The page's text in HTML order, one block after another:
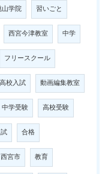
山学院 習いごと
西宮今津教室 中学
フリースクール
高校入試 動画編集教室
中学受験 高校受験
合格
西宮市 教育